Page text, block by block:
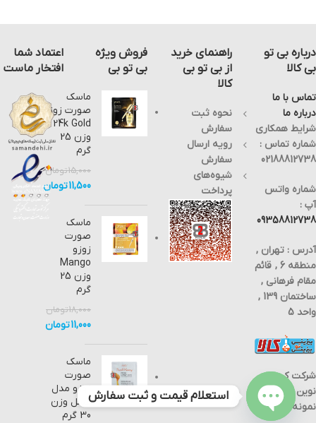
درباره بی تو
بی کالا
تماس با ما
درباره ما
شرایط همکاری
شماره تماس :
02188812738
شماره واتس
آپ :
09358812738
آدرس : تهران ,
منطقه 6 , قائم
مقام فرهانی ,
ساختمان 139 ,
واحد 5
شرکت کیمیا
نوین مواد
نمونه
راهنمای خرید
از بی تو بی
کالا
نحوه ثبت
سفارش
رویه ارسال
سفارش
شیوه‌های
پرداخت
فروش ویژه
بی تو بی
ماسک
صورت زوزو
24k Gold
وزن 25
گرم
15,000تومان
11,500تومان
ماسک
صورت
زوزو
Mango
وزن 25
گرم
18,000تومان
11,000تومان
ماسک
صورت
زوزو مدل
عسل وزن
30 گرم
اعتماد شما
افتخار ماست
استعلام قیمت و ثبت سفارش